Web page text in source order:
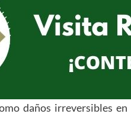
daños irreversibles